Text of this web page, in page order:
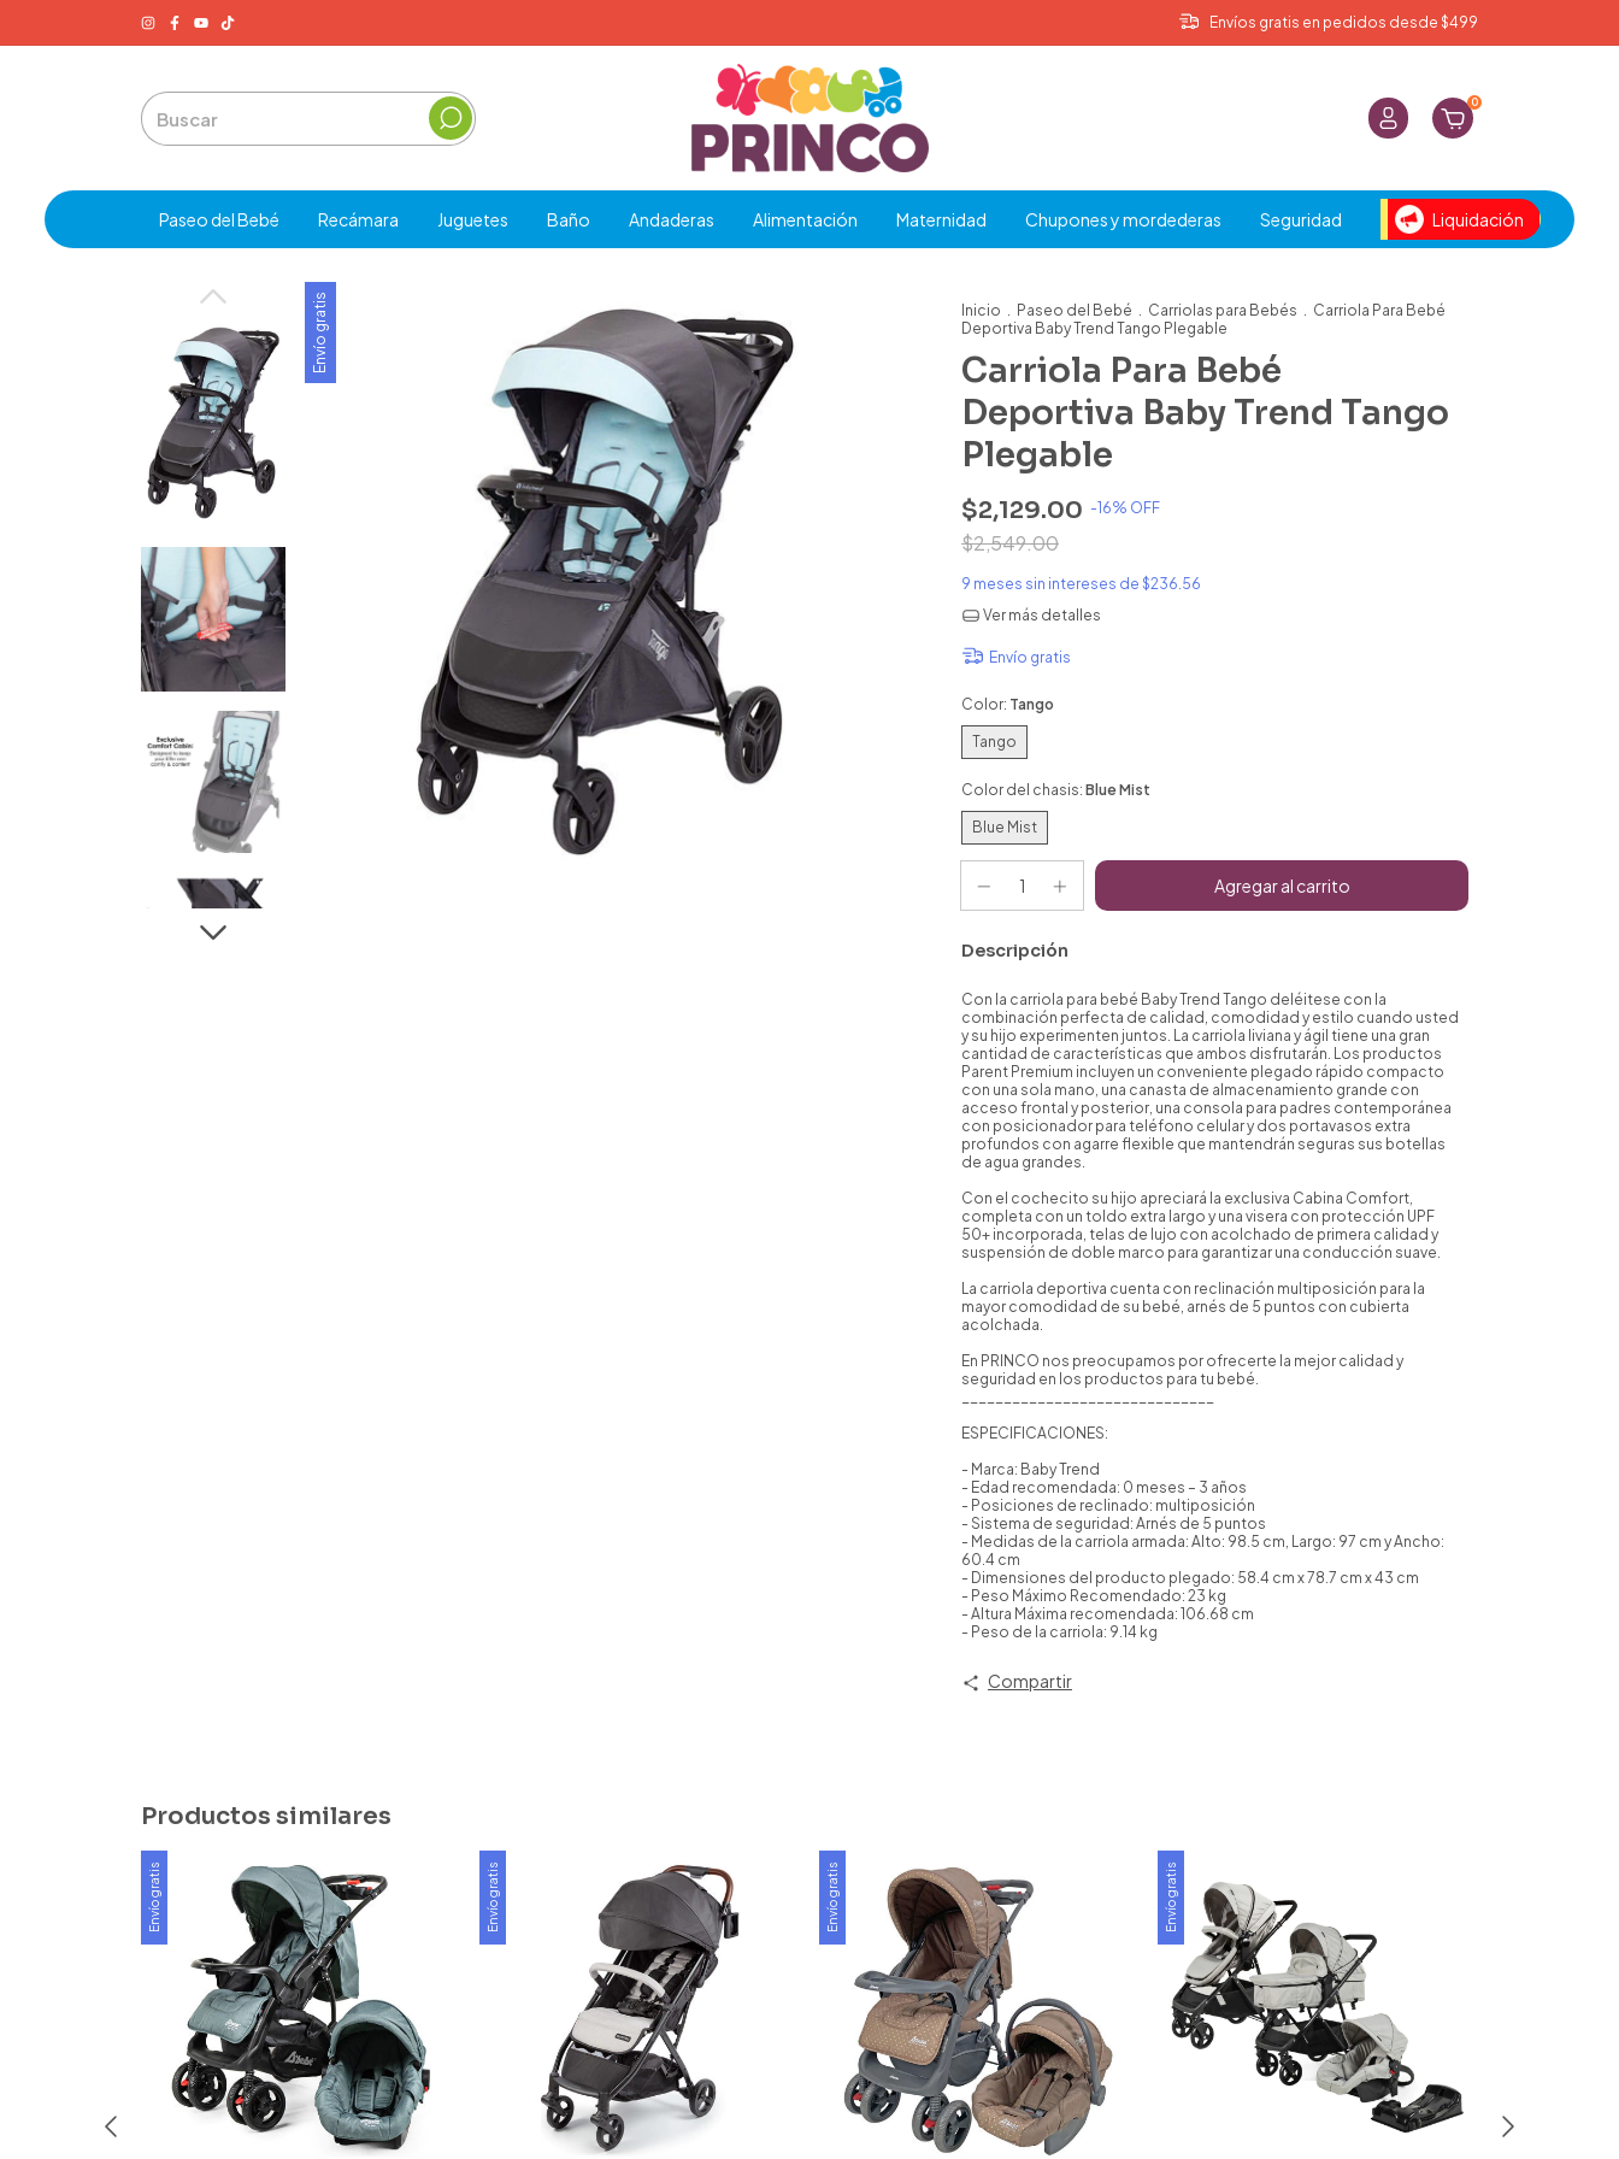
Envíos gratis en pedidos desde $499
0
Paseo del Bebé Recámara Juguetes Baño Andaderas Alimentación Maternidad Chupones y mordederas Seguridad Liquidación
Envío gratis Inicio . Paseo del Bebé . Carriolas para Bebés . Carriola Para Bebé
Deportiva Baby Trend Tango Plegable
Carriola Para Bebé
Deportiva Baby Trend Tango
Plegable
$2,129.00 -16% OFF
$2,549.00
9 meses sin intereses de $236.56
Ver más detalles
Envío gratis
Color: Tango
Tango
Color del chasis: Blue Mist
Blue Mist
Descripción
Con la carriola para bebé Baby Trend Tango deléitese con la
combinación perfecta de calidad, comodidad y estilo cuando usted
y su hijo experimenten juntos. La carriola liviana y ágil tiene una gran
cantidad de características que ambos disfrutarán. Los productos
Parent Premium incluyen un conveniente plegado rápido compacto
con una sola mano, una canasta de almacenamiento grande con
acceso frontal y posterior, una consola para padres contemporánea
con posicionador para teléfono celular y dos portavasos extra
profundos con agarre flexible que mantendrán seguras sus botellas
de agua grandes.
Con el cochecito su hijo apreciará la exclusiva Cabina Comfort,
completa con un toldo extra largo y una visera con protección UPF
50+ incorporada, telas de lujo con acolchado de primera calidad y
suspensión de doble marco para garantizar una conducción suave.
La carriola deportiva cuenta con reclinación multiposición para la
mayor comodidad de su bebé, arnés de 5 puntos con cubierta
acolchada.
En PRINCO nos preocupamos por ofrecerte la mejor calidad y
seguridad en los productos para tu bebé.
ESPECIFICACIONES:
- Marca: Baby Trend
- Edad recomendada: 0 meses – 3 años
- Posiciones de reclinado: multiposición
- Sistema de seguridad: Arnés de 5 puntos
- Medidas de la carriola armada: Alto: 98.5 cm, Largo: 97 cm y Ancho:
60.4 cm
- Dimensiones del producto plegado: 58.4 cm x 78.7 cm x 43 cm
- Peso Máximo Recomendado: 23 kg
- Altura Máxima recomendada: 106.68 cm
- Peso de la carriola: 9.14 kg
Compartir
Productos similares
Envío gratis Envío gratis Envío gratis Envío gratis